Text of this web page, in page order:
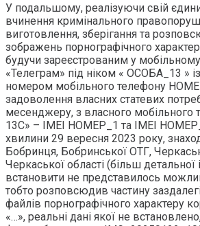
У подальшому, реалізуючи свій
вчинення кримінального
виготовлення, зберігання та
зображень порнографічного
будучи зареєстрованим у
«Телеграм» під ніком « ОСОБА_13 »
номером мобільного телефону
задоволення власних статевих
месенджеру, з власного мобільного
13C» – ІМЕІ НОМЕР_1 та ІМЕІ
хвилини 29 вересня 2023 року,
Бобринця, Бобринської ОТГ,
Черкаської області (більш детальної
встановити не представилось
тобто розповсюдив частину
файлів порнографічного характеру
«…», реальні дані якої не